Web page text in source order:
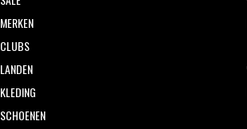
MERKEN
CLUBS
LANDEN
KLEDING
SCHOENEN